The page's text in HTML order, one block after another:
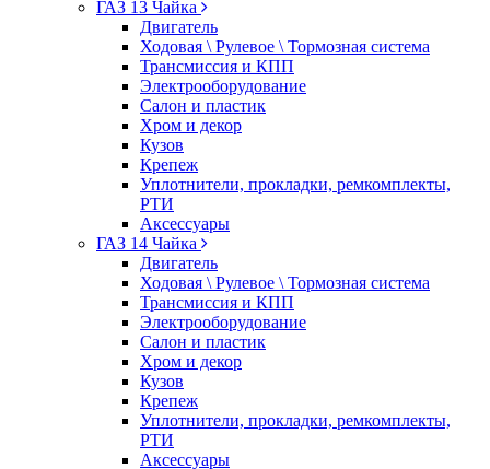
ГАЗ 13 Чайка
Двигатель
Ходовая \ Рулевое \ Тормозная система
Трансмиссия и КПП
Электрооборудование
Салон и пластик
Хром и декор
Кузов
Крепеж
Уплотнители, прокладки, ремкомплекты,
РТИ
Аксессуары
ГАЗ 14 Чайка
Двигатель
Ходовая \ Рулевое \ Тормозная система
Трансмиссия и КПП
Электрооборудование
Салон и пластик
Хром и декор
Кузов
Крепеж
Уплотнители, прокладки, ремкомплекты,
РТИ
Аксессуары